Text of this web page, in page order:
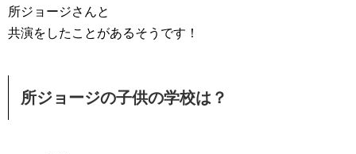
所ジョージさんと
共演をしたことがあるそうです！
所ジョージの子供の学校は？